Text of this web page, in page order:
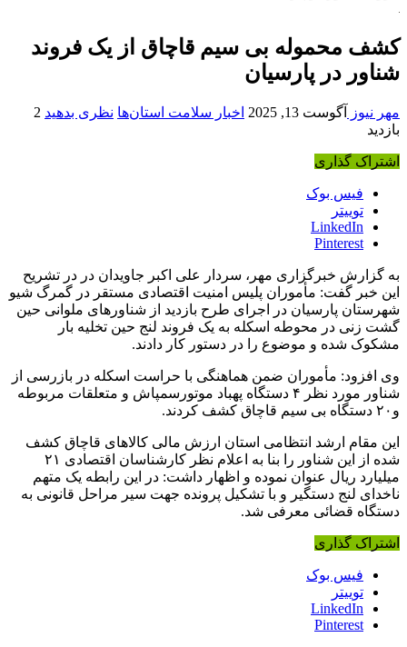
کشف محموله بی سیم قاچاق از یک فروند
شناور در پارسیان
مهر نیوز آگوست 13, 2025 اخبار سلامت استان‌ها نظری بدهید 2
بازدید
اشتراک گذاری
فیس بوک
توییتر
LinkedIn
Pinterest
به گزارش خبرگزاری مهر، سردار علی اکبر جاویدان در در تشریح
این خبر گفت: مأموران پلیس امنیت اقتصادی مستقر در گمرگ شیو
شهرستان پارسیان در اجرای طرح بازدید از شناورهای ملوانی حین
گشت زنی در محوطه اسکله به یک فروند لنج حین تخلیه بار
مشکوک شده و موضوع را در دستور کار دادند.
وی افزود: مأموران ضمن هماهنگی با حراست اسکله در بازرسی از
شناور مورد نظر ۴ دستگاه پهباد
موتورسمپاش و متعلقات مربوطه
و۲۰ دستگاه بی سیم قاچاق کشف کردند.
این مقام ارشد انتظامی استان ارزش مالی کالاهای قاچاق کشف
شده از این شناور را بنا به اعلام نظر کارشناسان اقتصادی ۲۱
میلیارد ریال عنوان نموده و اظهار داشت: در این رابطه یک متهم
ناخدای لنج دستگیر و با تشکیل پرونده جهت سیر مراحل قانونی به
دستگاه قضائی معرفی شد.
اشتراک گذاری
فیس بوک
توییتر
LinkedIn
Pinterest